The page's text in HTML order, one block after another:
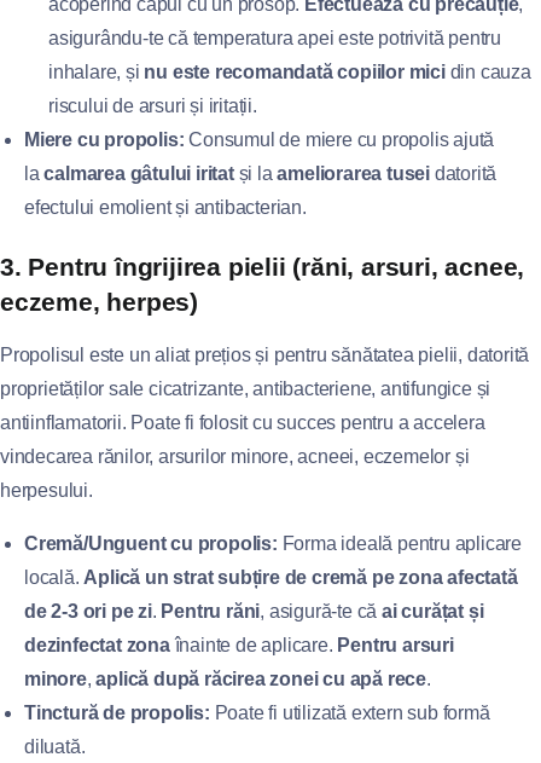
acoperind capul cu un prosop. Efectuează cu precauție,
asigurându-te că temperatura apei este potrivită pentru
inhalare, și nu este recomandată copiilor micidin cauza
riscului de arsuri și iritații.
Miere cu propolis: Consumul de miere cu propolis ajută
lacalmarea gâtului iritatși laameliorarea tusei datorită
efectului emolient și antibacterian.
3. Pentru îngrijirea pielii (răni, arsuri, acnee,
eczeme, herpes)
Propolisul este un aliat prețios și pentru sănătatea pielii, datorită
proprietăților sale cicatrizante, antibacteriene, antifungice și
antiinflamatorii. Poate fi folosit cu succes pentru a accelera
vindecarea rănilor, arsurilor minore, acneei, eczemelor și
herpesului.
Cremă/Unguent cu propolis: Forma ideală pentru aplicare
locală. Aplică un strat subțire de cremă pe zona afectată
de 2-3 ori pe zi. Pentru răni, asigură-te căai curățat și
dezinfectat zonaînainte de aplicare. Pentru arsuri
minore,aplică după răcirea zonei cu apă rece.
Tinctură de propolis: Poate fi utilizată extern sub formă
diluată.